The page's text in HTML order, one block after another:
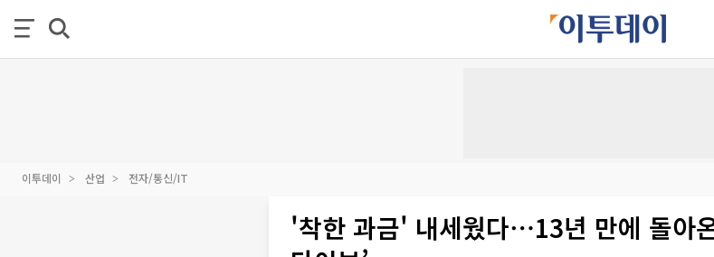
이투데이 산업 전자/통신/IT
'착한 과금' 내세웠다⋯13년 만에 돌아